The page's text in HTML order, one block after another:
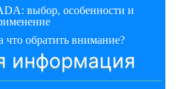
выбор, особенности и
что обратить внимание?
информация